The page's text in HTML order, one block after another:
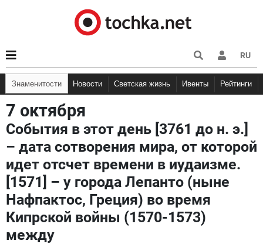
RU
Знаменитости Новости Светская жизнь Ивенты Рейтинги
7 октября
События в этот день [3761 до н. э.]
– дата сотворения мира, от которой
идет отсчет времени в иудаизме.
[1571] – у города Лепанто (ныне
Нафпактос, Греция) во время
Кипрской войны (1570-1573)
между